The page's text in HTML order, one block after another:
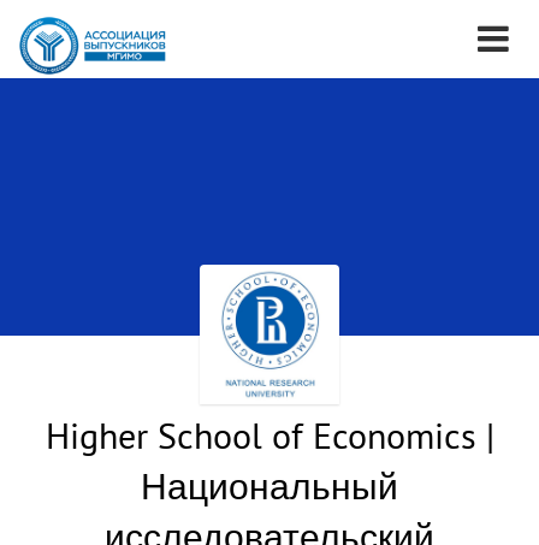
Higher School of Economics |
Национальный